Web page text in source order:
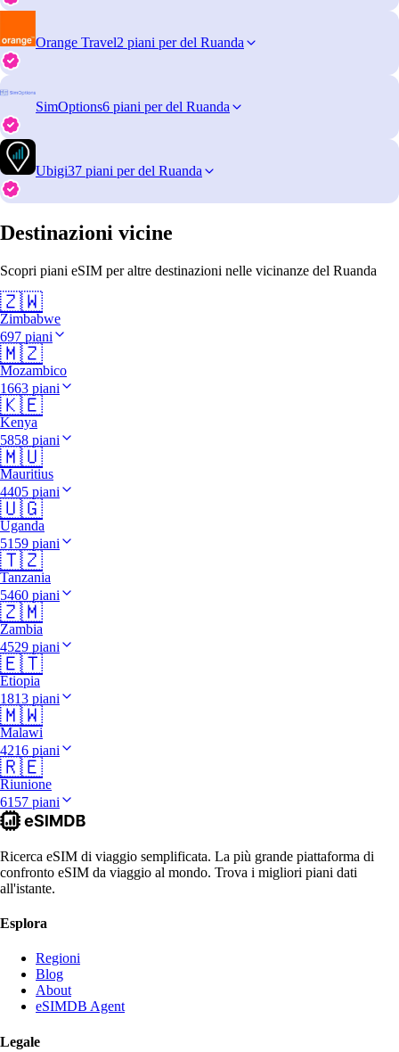
Orange Travel2 piani per del Ruanda
SimOptions6 piani per del Ruanda
Ubigi37 piani per del Ruanda
Destinazioni vicine
Scopri piani eSIM per altre destinazioni nelle vicinanze del Ruanda
🇿🇼
Zimbabwe
697 piani
🇲🇿
Mozambico
1663 piani
🇰🇪
Kenya
5858 piani
🇲🇺
Mauritius
4405 piani
🇺🇬
Uganda
5159 piani
🇹🇿
Tanzania
5460 piani
🇿🇲
Zambia
4529 piani
🇪🇹
Etiopia
1813 piani
🇲🇼
Malawi
4216 piani
🇷🇪
Riunione
6157 piani
Ricerca eSIM di viaggio semplificata. La più grande piattaforma di
confronto eSIM da viaggio al mondo. Trova i migliori piani dati
all'istante.
Esplora
Regioni
Blog
About
eSIMDB Agent
Legale